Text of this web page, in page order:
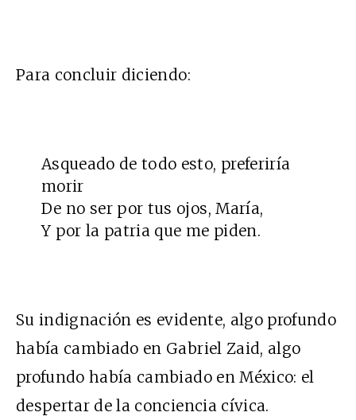
Para concluir diciendo:
Asqueado de todo esto, preferiría
morir
De no ser por tus ojos, María,
Y por la patria que me piden.
Su indignación es evidente, algo profundo
había cambiado en Gabriel Zaid, algo
profundo había cambiado en México: el
despertar de la conciencia cívica.